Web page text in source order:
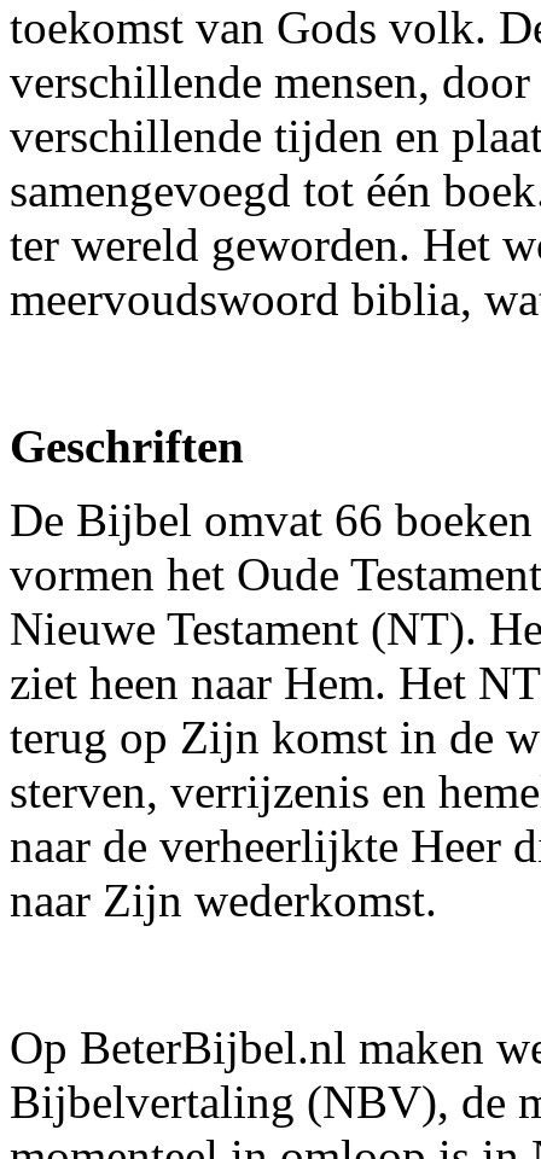
toekomst van Gods volk.
verschillende mensen,
verschillende tijden en
samengevoegd tot één
ter wereld geworden. Het
meervoudswoord biblia,
Geschriften
De Bijbel omvat 66
vormen het Oude
Nieuwe Testament (NT).
ziet heen naar Hem. Het
terug op Zijn komst in de
sterven, verrijzenis en
naar de verheerlijkte Heer
naar Zijn wederkomst.
Op BeterBijbel.nl maken
Bijbelvertaling (NBV), de